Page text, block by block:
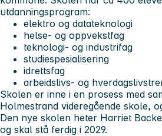
utdanningsprogram:
elektro og datateknologi
helse- og oppvekstfag
teknologi- og industrifag
studiespesialisering
idrettsfag
arbeidslivs- og
Skolen er inne i en prosess med
Holmestrand videregående skole,
Den nye skolen heter Harriet
og skal stå ferdig i 2029.